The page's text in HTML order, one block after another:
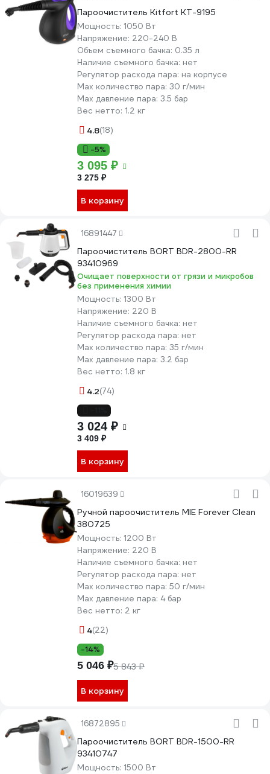
Пароочиститель Kitfort КТ-9195
Мощность: 1050 Вт
Напряжение: 220-240 В
Объем съемного бачка: 0.35 л
Наличие съемного бачка: нет
Регулятор расхода пара: на корпусе
Мах количество пара: 30 г/мин
Max давление пара: 3.5 бар
Вес нетто: 1.2 кг
4.8(18)
-5%
3 095 ₽
3 275 ₽
В корзину
16891447
Пароочиститель BORT BDR-2800-RR
93410969
Очищает поверхности от грязи и микробов
без применения химии
Мощность: 1300 Вт
Напряжение: 220 В
Наличие съемного бачка: нет
Регулятор расхода пара: нет
Мах количество пара: 35 г/мин
Max давление пара: 3.2 бар
Вес нетто: 1.8 кг
4.2(74)
3 024 ₽
3 409 ₽
В корзину
16019639
Ручной пароочиститель MIE Forever Clean
380725
Мощность: 1200 Вт
Напряжение: 220 В
Наличие съемного бачка: нет
Регулятор расхода пара: нет
Мах количество пара: 50 г/мин
Max давление пара: 4 бар
Вес нетто: 2 кг
4(22)
-14%
5 046 ₽5 843 ₽
В корзину
16872895
Пароочиститель BORT BDR-1500-RR
93410747
Мощность: 1500 Вт